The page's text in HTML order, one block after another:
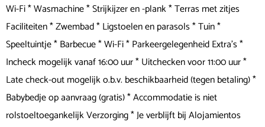
Wi-Fi * Wasmachine * Strijkijzer en -plank * Terras met zitjes
Faciliteiten * Zwembad * Ligstoelen en parasols * Tuin *
Speeltuintje * Barbecue * Wi-Fi * Parkeergelegenheid Extra's *
Incheck mogelijk vanaf 16:00 uur * Uitchecken voor 11:00 uur *
Late check-out mogelijk o.b.v. beschikbaarheid (tegen betaling) *
Babybedje op aanvraag (gratis) * Accommodatie is niet
rolstoeltoegankelijk Verzorging * Je verblijft bij Alojamientos